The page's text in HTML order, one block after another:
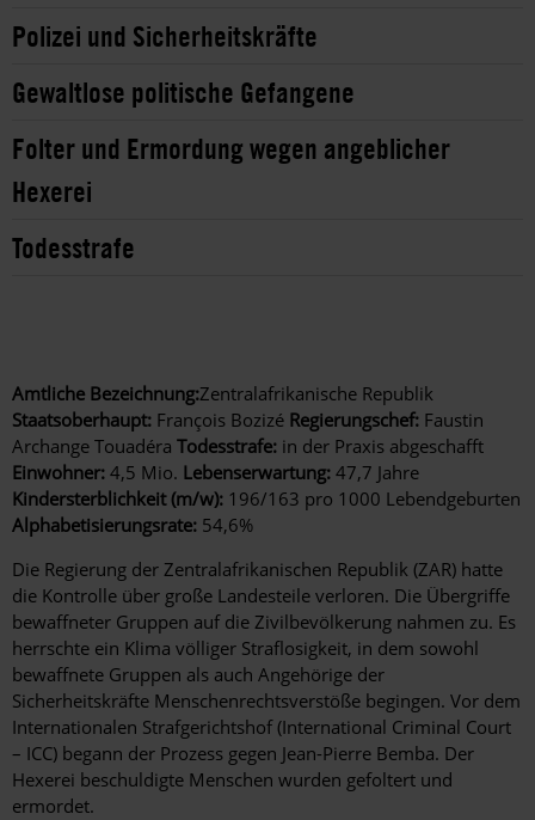
Polizei und Sicherheitskräfte
Gewaltlose politische Gefangene
Folter und Ermordung wegen angeblicher
Hexerei
Todesstrafe
Amtliche Bezeichnung:Zentralafrikanische Republik
Staatsoberhaupt: François Bozizé Regierungschef: Faustin
Archange Touadéra Todesstrafe: in der Praxis abgeschafft
Einwohner: 4,5 Mio. Lebenserwartung: 47,7 Jahre
Kindersterblichkeit (m/w): 196/163 pro 1000 Lebendgeburten
Alphabetisierungsrate: 54,6%
Die Regierung der Zentralafrikanischen Republik (ZAR) hatte
die Kontrolle über große Landesteile verloren. Die Übergriffe
bewaffneter Gruppen auf die Zivilbevölkerung nahmen zu. Es
herrschte ein Klima völliger Straflosigkeit, in dem sowohl
bewaffnete Gruppen als auch Angehörige der
Sicherheitskräfte Menschenrechtsverstöße begingen. Vor dem
Internationalen Strafgerichtshof (International Criminal Court
– ICC) begann der Prozess gegen Jean-Pierre Bemba. Der
Hexerei beschuldigte Menschen wurden gefoltert und
ermordet.